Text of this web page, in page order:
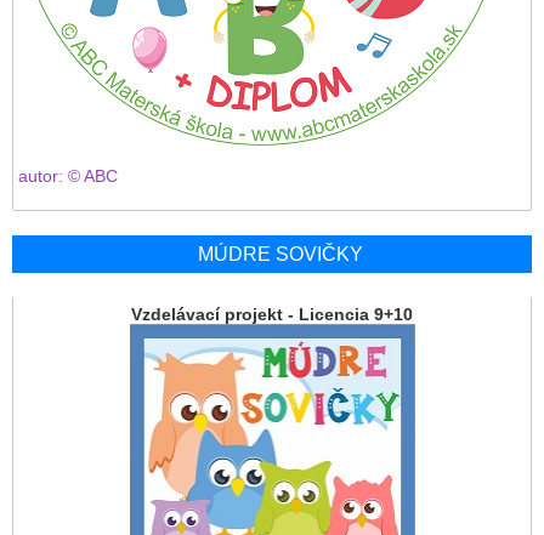
autor: © ABC
MÚDRE SOVIČKY
Vzdelávací projekt - Licencia 9+10